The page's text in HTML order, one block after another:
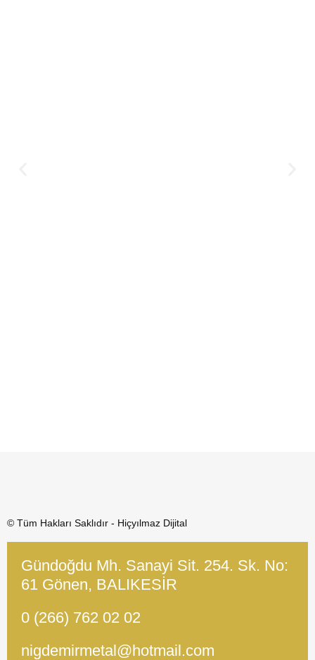
© Tüm Hakları Saklıdır - Hiçyılmaz Dijital
Gündoğdu Mh. Sanayi Sit. 254. Sk. No:
61 Gönen, BALIKESİR
0 (266) 762 02 02
nigdemirmetal@hotmail.com